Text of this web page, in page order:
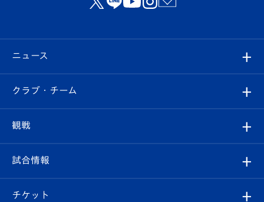
ニュース
すべて
クラブ
試合情報
クラブ・チーム
クラブ概要
観戦
観戦ルール
試合情報
試合日程/結果
チケット